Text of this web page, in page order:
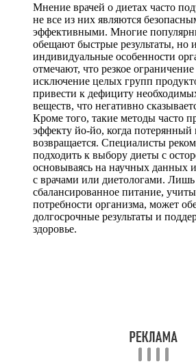
Мнение врачей о диетах часто
не все из них являются
эффективными. Многие
обещают быстрые результаты, но
индивидуальные особенности
отмечают, что резкое
исключение целых групп
привести к дефициту
веществ, что негативно
Кроме того, такие методы часто
эффекту йо-йо, когда потерянный
возвращается. Специалисты
подходить к выбору диеты с
основываясь на научных данных
с врачами или диетологами. Лишь
сбалансированное питание,
потребности организма, может
долгосрочные результаты и
здоровье.